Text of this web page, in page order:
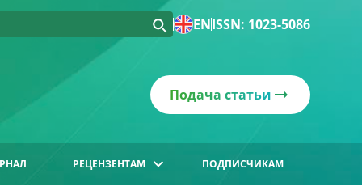
ENISSN: 1023-5086
Подача статьи
РЕЦЕНЗЕНТАМ ПОДПИСЧИКАМ